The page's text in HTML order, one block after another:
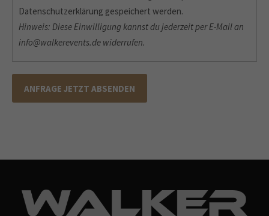
Datenschutzerklärung gespeichert werden.
Hinweis: Diese Einwilligung kannst du jederzeit per E-Mail an
info@walkerevents.de widerrufen.
ANFRAGE JETZT ABSENDEN